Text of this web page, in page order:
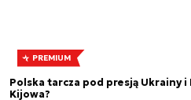
PREMIUM
Polska tarcza pod presją Ukrainy
Kijowa?